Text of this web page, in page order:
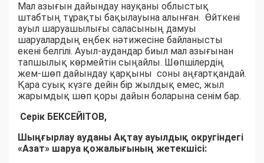
Мал азығын дайындау науқаны облыстық
штабтың тұрақты бақылауына алынған. Өйткені
ауыл шаруашылығы саласының дамуы
шаруалардың еңбек нәтижесіне байланысты
екені белгілі. Ауыл-аудандар биыл мал азығынан
тапшылық көрмейтін сыңайлы. Шөпшілердің
жем-шөп дайындау қарқыны соны аңғартқандай.
Қара суық күзге дейін бір жылдық емес, жыл
жарымдық шөп қоры дайын боларына сенім бар.
Серік БЕКСЕЙІТОВ,
Шыңғырлау ауданы Ақтау ауылдық округіндегі
«Азат» шаруа қожалығының жетекшісі: